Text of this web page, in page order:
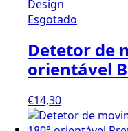
Esgotado
Detetor de
orientável
€14,30